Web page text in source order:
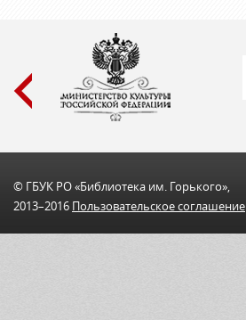
© ГБУК РО «Библиотека им. Горького»,
2013–2016 Пользовательскоe соглашениe